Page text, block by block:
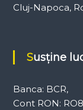
Cluj-Napoca,
Susține
Banca: BCR,
Cont RON: